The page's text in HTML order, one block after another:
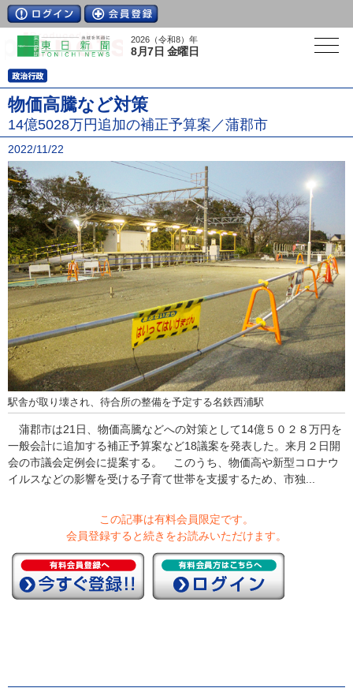
2026（令和8）年
8月7日 金曜日
物価高騰など対策
14億5028万円追加の補正予算案／蒲郡市
2022/11/22
駅舎が取り壊され、待合所の整備を予定する名鉄西浦駅
蒲郡市は21日、物価高騰などへの対策として14億５０２８万円を
一般会計に追加する補正予算案など18議案を発表した。来月２日開
会の市議会定例会に提案する。 このうち、物価高や新型コロナウ
イルスなどの影響を受ける子育て世帯を支援するため、市独...
この記事は有料会員限定です。
会員登録すると続きをお読みいただけます。